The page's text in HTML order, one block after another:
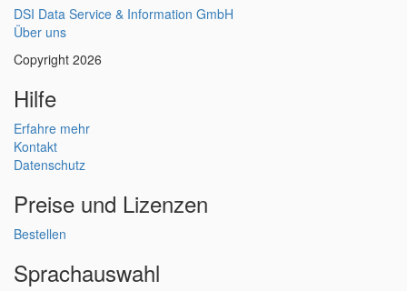
DSI Data Service & Information GmbH
Über uns
Copyright 2026
Hilfe
Erfahre mehr
Kontakt
Datenschutz
Preise und Lizenzen
Bestellen
Sprachauswahl